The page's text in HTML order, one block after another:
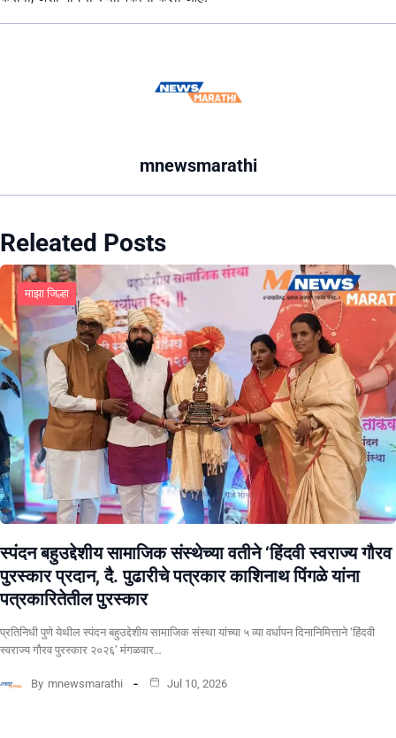
mnewsmarathi
Releated Posts
माझा जिल्हा
स्पंदन बहुउद्देशीय सामाजिक संस्थेच्या वतीने ‘हिंदवी स्वराज्य गौरव
पुरस्कार प्रदान, दै. पुढारीचे पत्रकार काशिनाथ पिंगळे यांना
पत्रकारितेतील पुरस्कार
प्रतिनिधी पुणे येथील स्पंदन बहुउद्देशीय सामाजिक संस्था यांच्या ५ व्या वर्धापन दिनानिमित्ताने ‘हिंदवी
स्वराज्य गौरव पुरस्कार २०२६’ मंगळवार…
By mnewsmarathi Jul 10, 2026